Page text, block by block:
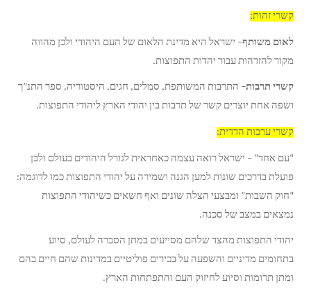
קשרי זהות:
לאום משותף– ישראל היא מדינת הלאום של העם היהודי ולכן מהווה
מקור להזדהות עבור יהדות התפוצות.
קשרי תרבות– התרבות המשותפת, סמלים, חגים, היסטוריה, ספר התנ”ך
ושפה אחת יוצרים קשר של תרבות בין יהודי הארץ ליהודי התפוצות.
קשרי ערבות הדדית:
“עם אחד” – ישראל רואה עצמה כאחראית לגורל היהודים בעולם ולכן
פועלת בדרכים שונות למען הגנה ושמירה על יהודי התפוצות כמו לדוגמה:
“חוק השבות” ומבצעי הצלה שונים ואף חשאים כשיהודי התפוצות
נמצאים במצב של סכנה.
יהודי התפוצות מהצד שלהם מסייעים במתן הסברה לעולם, סיוע
בתחומים מדיניים והשפעה על בכירים פוליטיים במדינות שהם חיים בהם
ומתן תרומות וסיוע לחיזוק העם והתפתחות הארץ.